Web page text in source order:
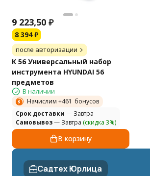
9 223,50 ₽
8 394 ₽
после авторизации
K 56 Универсальный набор
инструмента HYUNDAI 56
предметов
В наличии
Начислим +461 бонусов
Cрок доставки — Завтра
Самовывоз— Завтра (скидка 3%)
В корзину
Садтех Юрлица